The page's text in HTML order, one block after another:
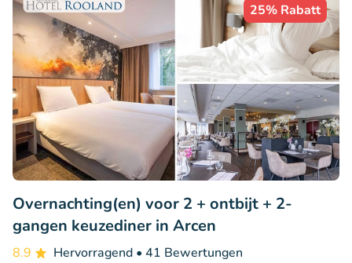
25% Rabatt
Overnachting(en) voor 2 + ontbijt + 2-
gangen keuzediner in Arcen
8.9 Hervorragend • 41 Bewertungen